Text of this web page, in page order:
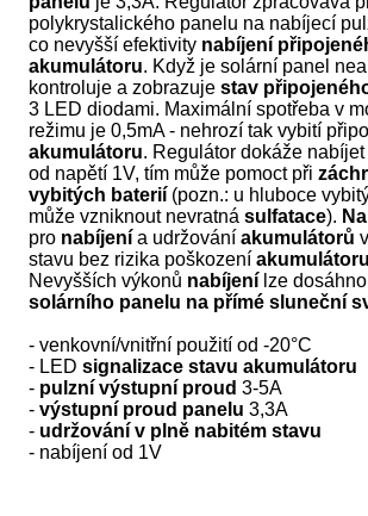
polykrystalického panelu na nabíjecí
co nevyšší efektivity nabíjení
akumulátoru. Když je solární panel
kontroluje a zobrazujestav
3 LED diodami. Maximální spotřeba v
režimu je 0,5mA - nehrozí tak vybití
akumulátoru. Regulátor dokáže
od napětí 1V, tím může pomoct při
vybitých baterií (pozn.: u hluboce
může vzniknout nevratnásulfatace).
pro nabíjení a udržováníakumulátorů
stavu bez rizika poškození
Nevyšších výkonů nabíjení lze
solárního panelu na přímé sluneční
- venkovní/vnitřní použití od -20°C
- LEDsignalizace stavu akumulátoru
- pulzní výstupní proud 3-5A
-výstupní proud panelu 3,3A
- udržování v plně nabitém stavu
- nabíjení od 1V